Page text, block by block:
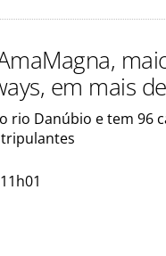
em mais
rio Danúbio e tem 96